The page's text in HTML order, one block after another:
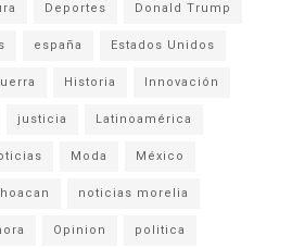
Deportes Donald Trump
españa Estados Unidos
Historia Innovación
justicia Latinoamérica
Moda México
noticias morelia
Opinion politica